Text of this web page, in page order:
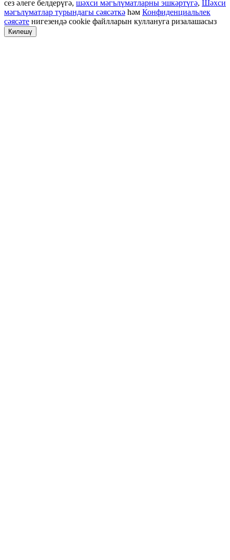
сез әлеге белдерүгә, шәхси мәгълүматларны эшкәртүгә, Шәхси
мәгълүматлар турындагы сәясәткә һәм Конфиденциальлек
сәясәте нигезендә cookie файлларын куллануга ризалашасыз
Килешү